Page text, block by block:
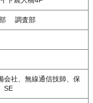
調査部
会社、無線通信技師、保
SE